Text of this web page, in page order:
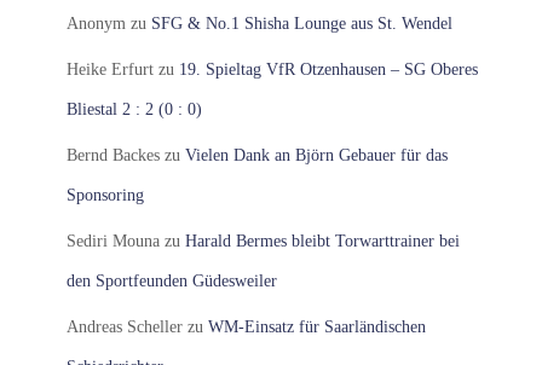
Anonym zu SFG & No.1 Shisha Lounge aus St. Wendel
Heike Erfurt zu 19. Spieltag VfR Otzenhausen – SG Oberes
Bliestal 2 : 2 (0 : 0)
Bernd Backes zu Vielen Dank an Björn Gebauer für das
Sponsoring
Sediri Mouna zu Harald Bermes bleibt Torwarttrainer bei
den Sportfeunden Güdesweiler
Andreas Scheller zu WM-Einsatz für Saarländischen